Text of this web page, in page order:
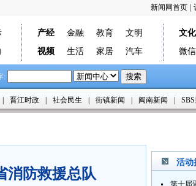
新闻网首页
产经 金融 教育
文明
视频
生活 家居 汽车
文
微信
:
晋江时政 社会民生 街镇新闻 闽南新闻
消防救援总队
活动